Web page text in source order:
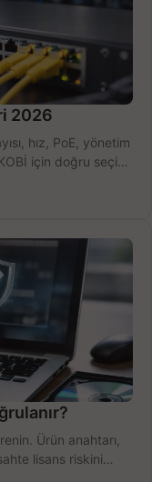
2026
hız, PoE, yönetim
için doğru seçimi
Ürün anahtarı,
lisans riskini